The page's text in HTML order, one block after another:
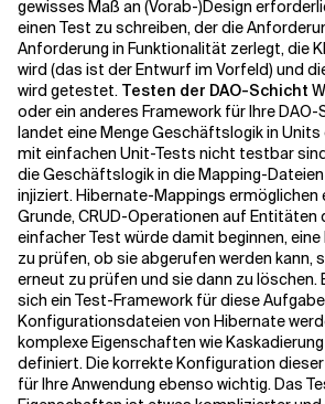
gewisses Maß an (Vorab-)Design
einen Test zu schreiben, der die
Anforderung in Funktionalität zerlegt, die
wird (das ist der Entwurf im Vorfeld) und
wird getestet. Testen der DAO-Schicht
oder ein anderes Framework für Ihre
landet eine Menge Geschäftslogik in
mit einfachen Unit-Tests nicht testbar
die Geschäftslogik in die Mapping-
injiziert. Hibernate-Mappings ermöglichen
Grunde, CRUD-Operationen auf Entitäten
einfacher Test würde damit beginnen,
zu prüfen, ob sie abgerufen werden kann,
erneut zu prüfen und sie dann zu löschen.
sich ein Test-Framework für diese
Konfigurationsdateien von Hibernate
komplexe Eigenschaften wie
definiert. Die korrekte Konfiguration
für Ihre Anwendung ebenso wichtig. Das